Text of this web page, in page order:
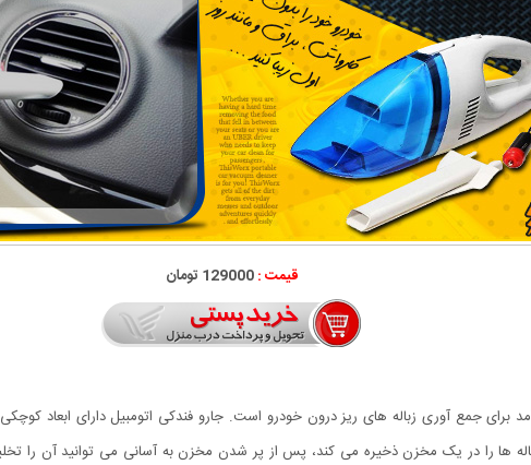
قیمت :129000 تومان
برای جمع آوری زباله های ریز درون خودرو است. جارو فندکی اتومبیل دارای ابعاد
ها را در یک مخزن ذخیره می کند، پس از پر شدن مخزن به آسانی می توانید آن را تخلیه